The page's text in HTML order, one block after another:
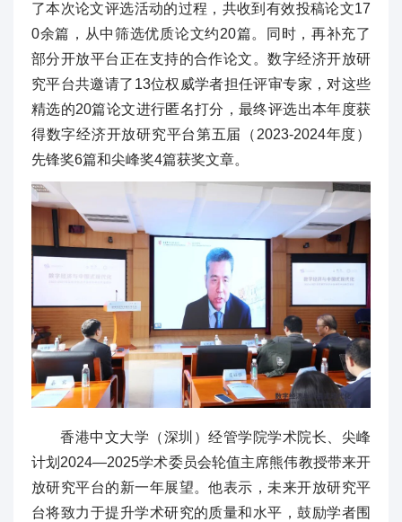
了本次论文评选活动的过程，共收到有效投稿论文17
0余篇，从中筛选优质论文约20篇。同时，再补充了
部分开放平台正在支持的合作论文。数字经济开放研
究平台共邀请了13位权威学者担任评审专家，对这些
精选的20篇论文进行匿名打分，最终评选出本年度获
得数字经济开放研究平台第五届（2023-2024年度）
先锋奖6篇和尖峰奖4篇获奖文章。
香港中文大学（深圳）经管学院学术院长、尖峰
计划2024—2025学术委员会轮值主席熊伟教授带来开
放研究平台的新一年展望。他表示，未来开放研究平
台将致力于提升学术研究的质量和水平，鼓励学者围